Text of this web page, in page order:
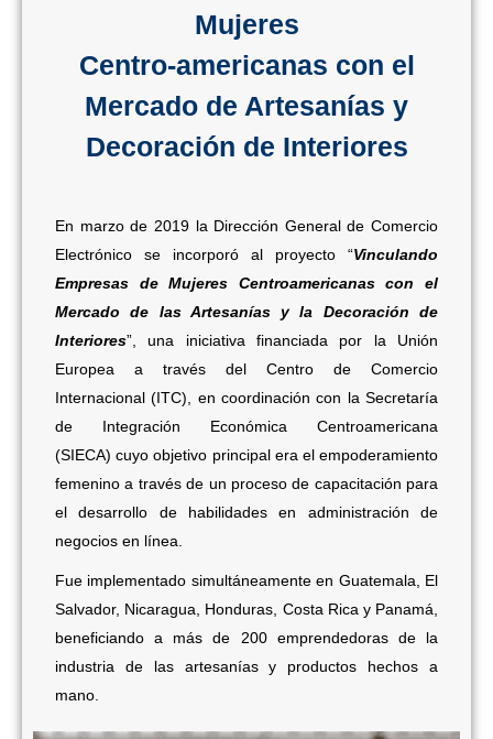
Mujeres
Centro-americanas con el
Mercado de Artesanías y
Decoración de Interiores
En marzo de 2019 la Dirección General de Comercio
Electrónico se incorporó al proyecto “Vinculando
Empresas de Mujeres Centroamericanas con el
Mercado de las Artesanías y la Decoración de
Interiores”, una iniciativa financiada por la Unión
Europea a través del Centro de Comercio
Internacional (ITC), en coordinación con la Secretaría
de Integración Económica Centroamericana
(SIECA) cuyo objetivo principal era el empoderamiento
femenino a través de un proceso de capacitación para
el desarrollo de habilidades en administración de
negocios en línea.
Fue implementado simultáneamente en Guatemala, El
Salvador, Nicaragua, Honduras, Costa Rica y Panamá,
beneficiando a más de 200 emprendedoras de la
industria de las artesanías y productos hechos a
mano.